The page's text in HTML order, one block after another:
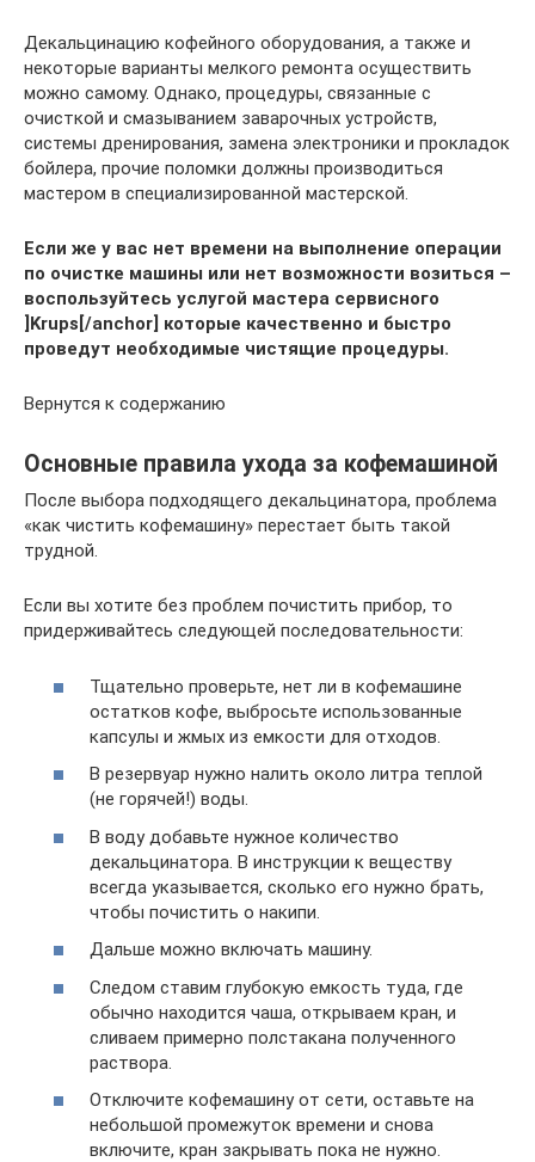
Декальцинацию кофейного оборудования, а также и
некоторые варианты мелкого ремонта осуществить
можно самому. Однако, процедуры, связанные с
очисткой и смазыванием заварочных устройств,
системы дренирования, замена электроники и прокладок
бойлера, прочие поломки должны производиться
мастером в специализированной мастерской.
Если же у вас нет времени на выполнение операции
по очистке машины или нет возможности возиться –
воспользуйтесь услугой мастера сервисного
]Krups[/anchor] которые качественно и быстро
проведут необходимые чистящие процедуры.
Вернутся к содержанию
Основные правила ухода за кофемашиной
После выбора подходящего декальцинатора, проблема
«как чистить кофемашину» перестает быть такой
трудной.
Если вы хотите без проблем почистить прибор, то
придерживайтесь следующей последовательности:
Тщательно проверьте, нет ли в кофемашине
остатков кофе, выбросьте использованные
капсулы и жмых из емкости для отходов.
В резервуар нужно налить около литра теплой
(не горячей!) воды.
В воду добавьте нужное количество
декальцинатора. В инструкции к веществу
всегда указывается, сколько его нужно брать,
чтобы почистить о накипи.
Дальше можно включать машину.
Следом ставим глубокую емкость туда, где
обычно находится чаша, открываем кран, и
сливаем примерно полстакана полученного
раствора.
Отключите кофемашину от сети, оставьте на
небольшой промежуток времени и снова
включите, кран закрывать пока не нужно.